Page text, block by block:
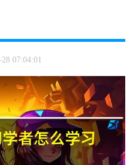
07:04:01